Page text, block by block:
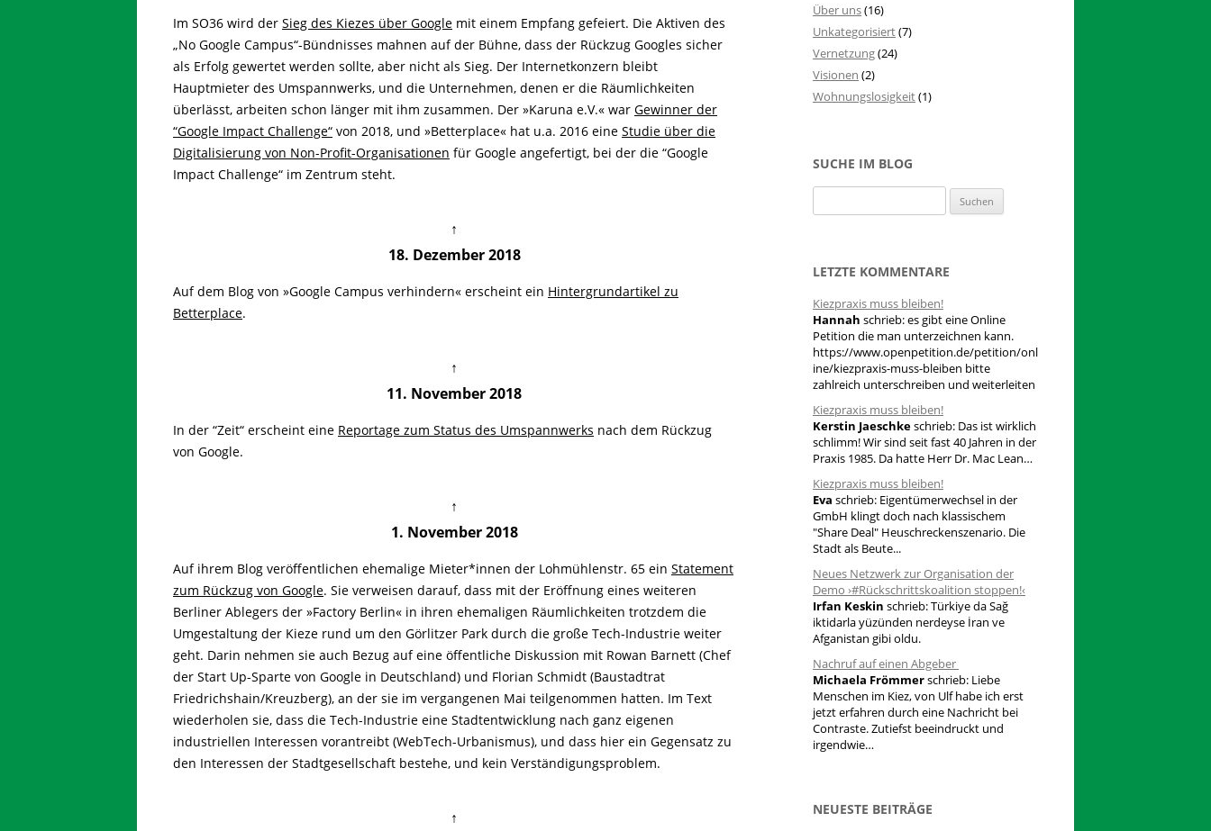
Im SO36 wird der Sieg des Kiezes über Google mit einem Empfang gefeiert. Die Aktiven des
„No Google Campus“-Bündnisses mahnen auf der Bühne, dass der Rückzug Googles sicher
als Erfolg gewertet werden sollte, aber nicht als Sieg. Der Internetkonzern bleibt
Hauptmieter des Umspannwerks, und die Unternehmen, denen er die Räumlichkeiten
überlässt, arbeiten schon länger mit ihm zusammen. Der »Karuna e.V.« war Gewinner der
“Google Impact Challenge“ von 2018, und »Betterplace« hat u.a. 2016 eine Studie über die
Digitalisierung von Non-Profit-Organisationen für Google angefertigt, bei der die “Google
Impact Challenge“ im Zentrum steht.
↑
18. Dezember 2018
Auf dem Blog von »Google Campus verhindern« erscheint ein Hintergrundartikel zu
Betterplace.
↑
11. November 2018
In der “Zeit“ erscheint eine Reportage zum Status des Umspannwerks nach dem Rückzug
von Google.
↑
1. November 2018
Auf ihrem Blog veröffentlichen ehemalige Mieter*innen der Lohmühlenstr. 65 ein Statement
zum Rückzug von Google. Sie verweisen darauf, dass mit der Eröffnung eines weiteren
Berliner Ablegers der »Factory Berlin« in ihren ehemaligen Räumlichkeiten trotzdem die
Umgestaltung der Kieze rund um den Görlitzer Park durch die große Tech-Industrie weiter
geht. Darin nehmen sie auch Bezug auf eine öffentliche Diskussion mit Rowan Barnett (Chef
der Start Up-Sparte von Google in Deutschland) und Florian Schmidt (Baustadtrat
Friedrichshain/Kreuzberg), an der sie im vergangenen Mai teilgenommen hatten. Im Text
wiederholen sie, dass die Tech-Industrie eine Stadtentwicklung nach ganz eigenen
industriellen Interessen vorantreibt (WebTech-Urbanismus), und dass hier ein Gegensatz zu
den Interessen der Stadtgesellschaft bestehe, und kein Verständigungsproblem.
↑
Über uns(16)
Unkategorisiert(7)
Vernetzung(24)
Visionen (2)
Wohnungslosigkeit(1)
SUCHE IM BLOG
u
n
n
a
c
h
:
LETZTE KOMMENTARE
Kiezpraxis muss bleiben!
Hannah schrieb:es gibt eine Online
Petition die man unterzeichnen kann.
https://www.openpetition.de/petition/onl
ine/kiezpraxis-muss-bleiben bitte
zahlreich unterschreiben und weiterleiten
Kiezpraxis muss bleiben!
Kerstin Jaeschkeschrieb: Das ist wirklich
schlimm! Wir sind seit fast 40 Jahren in der
Praxis 1985. Da hatte Herr Dr. Mac Lean…
Kiezpraxis muss bleiben!
Eva schrieb: Eigentümerwechsel in der
GmbH klingt doch nach klassischem
"Share Deal" Heuschreckenszenario. Die
Stadt als Beute...
Neues Netzwerk zur Organisation der
Demo ›#Rückschrittskoalition stoppen!‹
Irfan Keskin schrieb:Türkiye da Sağ
iktidarla yüzünden nerdeyse İran ve
Afganistan gibi oldu.
Nachruf auf einen Abgeber
Michaela Frömmerschrieb: Liebe
Menschen im Kiez, von Ulf habe ich erst
jetzt erfahren durch eine Nachricht bei
Contraste. Zutiefst beeindruckt und
irgendwie…
NEUESTE BEITRÄGE